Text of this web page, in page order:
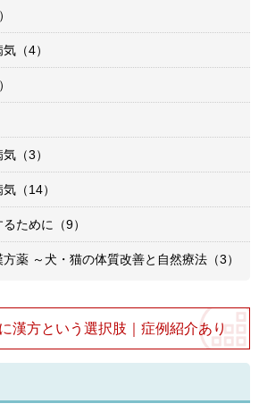
（4）
（3）
（14）
ために（9）
薬 ～犬・猫の体質改善と自然療法（3）
漢方という選択肢｜症例紹介あり